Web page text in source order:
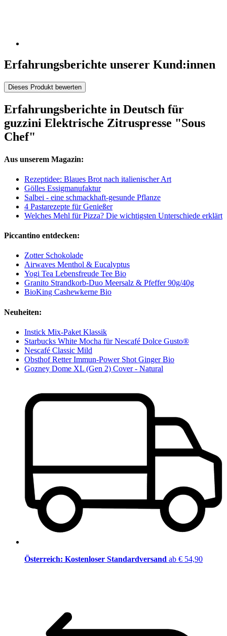
Erfahrungsberichte unserer Kund:innen
Dieses Produkt bewerten
Erfahrungsberichte in Deutsch für
guzzini Elektrische Zitruspresse "Sous
Chef"
Aus unserem Magazin:
Rezeptidee: Blaues Brot nach italienischer Art
Gölles Essigmanufaktur
Salbei - eine schmackhaft-gesunde Pflanze
4 Pastarezepte für Genießer
Welches Mehl für Pizza? Die wichtigsten Unterschiede erklärt
Piccantino entdecken:
Zotter Schokolade
Airwaves Menthol & Eucalyptus
Yogi Tea Lebensfreude Tee Bio
Granito Strandkorb-Duo Meersalz & Pfeffer 90g/40g
BioKing Cashewkerne Bio
Neuheiten:
Instick Mix-Paket Klassik
Starbucks White Mocha für Nescafé Dolce Gusto®
Nescafé Classic Mild
Obsthof Retter Immun-Power Shot Ginger Bio
Gozney Dome XL (Gen 2) Cover - Natural
Österreich: Kostenloser Standardversand ab € 54,90